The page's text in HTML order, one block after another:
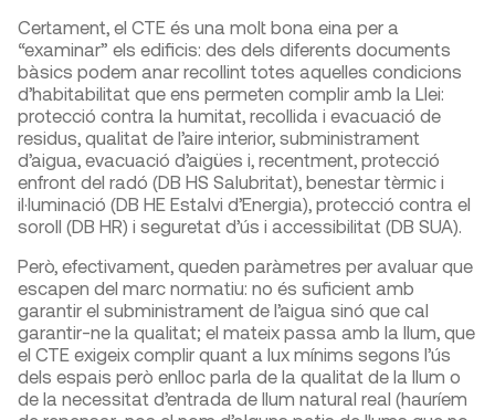
Certament, el CTE és una molt bona eina per a
“examinar” els edificis: des dels diferents documents
bàsics podem anar recollint totes aquelles condicions
d’habitabilitat que ens permeten complir amb la Llei:
protecció contra la humitat, recollida i evacuació de
residus, qualitat de l’aire interior, subministrament
d’aigua, evacuació d’aigües i, recentment, protecció
enfront del radó (DB HS Salubritat), benestar tèrmic i
il·luminació (DB HE Estalvi d’Energia), protecció contra el
soroll (DB HR) i seguretat d’ús i accessibilitat (DB SUA).
Però, efectivament, queden paràmetres per avaluar que
escapen del marc normatiu: no és suficient amb
garantir el subministrament de l’aigua sinó que cal
garantir-ne la qualitat; el mateix passa amb la llum, que
el CTE exigeix complir quant a lux mínims segons l’ús
dels espais però enlloc parla de la qualitat de la llum o
de la necessitat d’entrada de llum natural real (hauríem